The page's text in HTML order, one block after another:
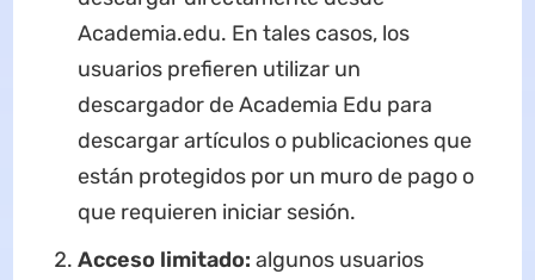
Academia.edu. En tales casos, los
usuarios prefieren utilizar un
descargador de Academia Edu para
descargar artículos o publicaciones que
están protegidos por un muro de pago o
que requieren iniciar sesión.
Acceso limitado: algunos usuarios